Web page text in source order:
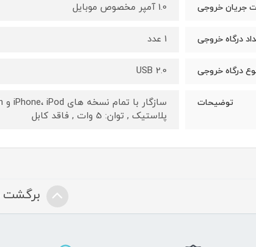
جریان خروجی 1.0 آمپر مخصوص موبایل
درگاه خروجی 1 عدد
درگاه خروجی USB 2.0
توضیحات
پلاستیک , توان: 5 وات , فاقد کابل
برگشت